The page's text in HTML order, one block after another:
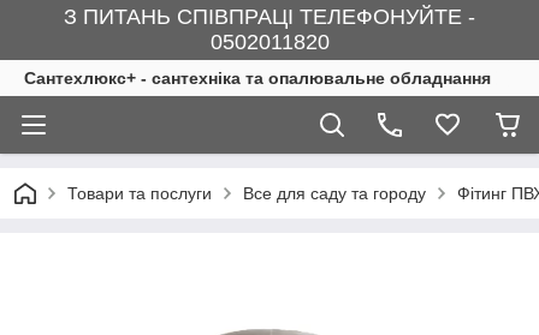
З ПИТАНЬ СПІВПРАЦІ ТЕЛЕФОНУЙТЕ -
0502011820
Сантехлюкс+ - сантехніка та опалювальне обладнання
Товари та послуги Все для саду та городу Фітинг